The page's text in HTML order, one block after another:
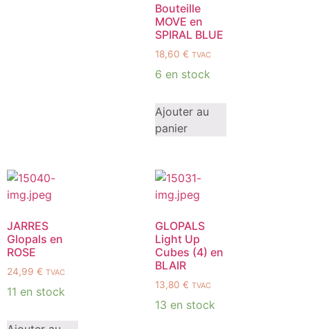
Bouteille
MOVE en
SPIRAL BLUE
18,60 € TVAC
6 en stock
Ajouter au
panier
JARRES
Glopals en
ROSE
24,99 € TVAC
11 en stock
GLOPALS
Light Up
Cubes (4) en
BLAIR
13,80 € TVAC
13 en stock